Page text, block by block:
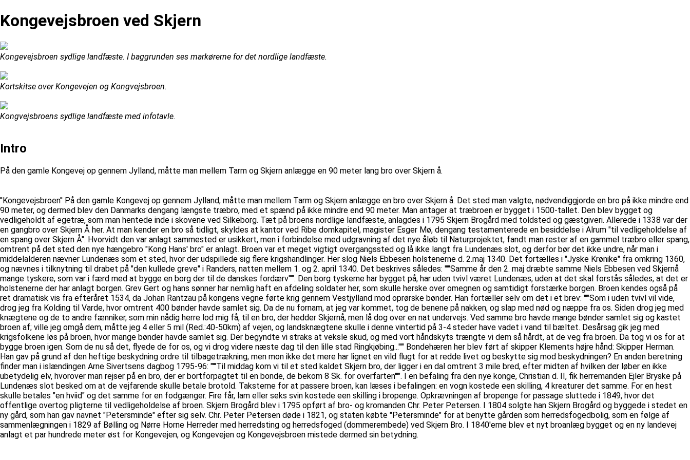
Kongevejsbroen ved Skjern
Kongevejsbroen sydlige landfæste. I baggrunden ses markørerne for det nordlige landfæste.
Kortskitse over Kongevejen og Kongvejsbroen.
Kongvejsbroens sydlige landfæste med infotavle.
Intro
På den gamle Kongevej op gennem Jylland, måtte man mellem Tarm og Skjern anlægge en 90 meter lang bro over Skjern å.
''Kongevejsbroen'' På den gamle Kongevej op gennem Jylland, måtte man mellem Tarm og Skjern anlægge en bro over Skjern å. Det sted man valgte, nødvendiggjorde en bro på ikke mindre end
90 meter, og dermed blev den Danmarks dengang længste træbro, med et spænd på ikke mindre end 90 meter. Man antager at træbroen er bygget i 1500-tallet. Den blev bygget og
vedligeholdt af egetræ, som man hentede inde i skovene ved Silkeborg. Tæt på broens nordlige landfæste, anlagdes i 1795 Skjern Brogård med toldsted og gæstgiveri. Allerede i 1338 var der
en gangbro over Skjern Å her. At man kender en bro så tidligt, skyldes at kantor ved Ribe domkapitel, magister Esger Mø, dengang testamenterede en besiddelse i Alrum "til vedligeholdelse af
en spang over Skjern Å". Hvorvidt den var anlagt sammested er usikkert, men i forbindelse med udgravning af det nye åløb til Naturprojektet, fandt man rester af en gammel træbro eller spang,
omtrent på det sted den nye hængebro "Kong Hans' bro" er anlagt. Broen var et meget vigtigt overgangssted og lå ikke langt fra Lundenæs slot, og derfor bør det ikke undre, når man i
middelalderen nævner Lundenæs som et sted, hvor der udspillede sig flere krigshandlinger. Her slog Niels Ebbesen holstenerne d. 2.maj 1340. Det fortælles i "Jyske Krønike" fra omkring 1360,
og nævnes i tilknytning til drabet på "den kullede greve" i Randers, natten mellem 1. og 2. april 1340. Det beskrives således: '''"Samme år den 2. maj dræbte samme Niels Ebbesen ved Skjernå
mange tyskere, som var i færd med at bygge en borg der til de danskes fordærv'''". Den borg tyskerne har bygget på, har uden tvivl været Lundenæs, uden at det skal forstås således, at det er
holstenerne der har anlagt borgen. Grev Gert og hans sønner har nemlig haft en afdeling soldater her, som skulle herske over omegnen og samtidigt forstærke borgen. Broen kendes også på
ret dramatisk vis fra efteråret 1534, da Johan Rantzau på kongens vegne førte krig gennem Vestjylland mod oprørske bønder. Han fortæller selv om det i et brev: '''"Som i uden tvivl vil vide,
drog jeg fra Kolding til Varde, hvor omtrent 400 bønder havde samlet sig. Da de nu fornam, at jeg var kommet, tog de benene på nakken, og slap med nød og næppe fra os. Siden drog jeg med
knægtene og de to andre fænniker, som min nådig herre lod mig få, til en bro, der hedder Skjernå, men lå dog over en nat undervejs. Ved samme bro havde mange bønder samlet sig og kastet
broen af; ville jeg omgå dem, måtte jeg 4 eller 5 mil (Red.:40-50km) af vejen, og landsknægtene skulle i denne vintertid på 3-4 steder have vadet i vand til bæltet. Desårsag gik jeg med
krigsfolkene løs på broen, hvor mange bønder havde samlet sig. Der begyndte vi straks at veksle skud, og med vort håndskyts trængte vi dem så hårdt, at de veg fra broen. Da tog vi os for at
bygge broen igen. Som de nu så det, flyede de for os, og vi drog videre næste dag til den lille stad Ringkjøbing...'''" Bondehæren her blev ført af skipper Klements højre hånd: Skipper Herman.
Han gav på grund af den heftige beskydning ordre til tilbagetrækning, men mon ikke det mere har lignet en vild flugt for at redde livet og beskytte sig mod beskydningen? En anden beretning
finder man i islændingen Arne Sivertsens dagbog 1795-96: "'''Til middag kom vi til et sted kaldet Skjern bro, der ligger i en dal omtrent 3 mile bred, efter midten af hvilken der løber en ikke
ubetydelig elv, hvorover man rejser på en bro, der er bortforpagtet til en bonde, de bekom 8 Sk. for overfarten'''". I en befaling fra den nye konge, Christian d. II, fik herremanden Ejler Bryske på
Lundenæs slot besked om at de vejfarende skulle betale brotold. Taksterne for at passere broen, kan læses i befalingen: en vogn kostede een skilling, 4 kreaturer det samme. For en hest
skulle betales "en hviid" og det samme for en fodgænger. Fire får, lam eller seks svin kostede een skilling i bropenge. Opkrævningen af bropenge for passage sluttede i 1849, hvor det
offentlige overtog pligterne til vedligeholdelse af broen. Skjern Brogård blev i 1795 opført af bro- og kromanden Chr. Peter Petersen. I 1804 solgte han Skjern Brogård og byggede i stedet en
ny gård, som han gav navnet "Petersminde" efter sig selv. Chr. Peter Petersen døde i 1821, og staten købte "Petersminde" for at benytte gården som herredsfogedbolig, som en følge af
sammenlægningen i 1829 af Bølling og Nørre Horne Herreder med herredsting og herredsfoged (dommerembede) ved Skjern Bro. I 1840'erne blev et nyt broanlæg bygget og en ny landevej
anlagt et par hundrede meter øst for Kongevejen, og Kongevejen og Kongevejsbroen mistede dermed sin betydning.